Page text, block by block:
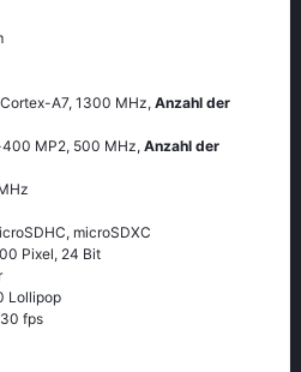
А7, 1300 MHz, Anzahl der
400 MP2, 500 MHz, Anzahl der
microSDXC
Pixel, 24 Bit
Lоlliрор
fps